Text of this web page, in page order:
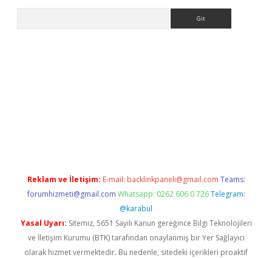
Reklam ve İletişim: E-mail: backlinkpaneli@gmail.com Teams:
forumhizmeti@gmail.com Whatsapp: 0262 606 0 726 Telegram:
@karabul
Yasal Uyarı: Sitemiz, 5651 Sayılı Kanun gereğince Bilgi Teknolojileri
ve İletişim Kurumu (BTK) tarafından onaylanmış bir Yer Sağlayıcı
olarak hizmet vermektedir. Bu nedenle, sitedeki içerikleri proaktif